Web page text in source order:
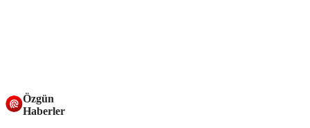
Özgün
Haberler